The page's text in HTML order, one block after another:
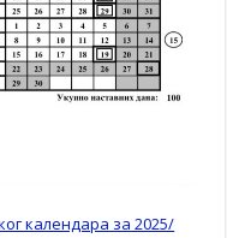
календара за 2025/